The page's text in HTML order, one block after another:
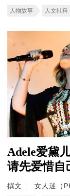
人物故事 人文社科
Adele爱黛
请先爱惜自
撰文 女人迷（